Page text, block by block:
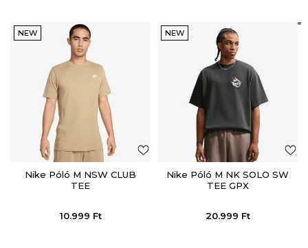
NEW
Nike Póló M NSW CLUB
TEE
10.999 Ft
NEW
Nike Póló M NK SOLO SW
TEE GPX
20.999 Ft